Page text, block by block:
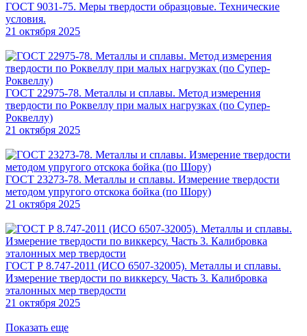
ГОСТ 9031-75. Меры твердости образцовые. Технические
условия.
21 октября 2025
ГОСТ 22975-78. Металлы и сплавы. Метод измерения
твердости по Роквеллу при малых нагрузках (по Супер-
Роквеллу)
21 октября 2025
ГОСТ 23273-78. Металлы и сплавы. Измерение твердости
методом упругого отскока бойка (по Шору)
21 октября 2025
ГОСТ Р 8.747-2011 (ИСО 6507-32005). Металлы и сплавы.
Измерение твердости по виккерсу. Часть 3. Калибровка
эталонных мер твердости
21 октября 2025
Показать еще